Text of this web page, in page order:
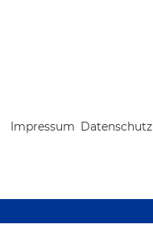
Impressum Datenschutz